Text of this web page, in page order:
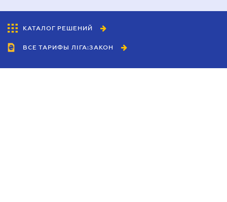
КАТАЛОГ РЕШЕНИЙ
ВСЕ ТАРИФЫ ЛІГА:ЗАКОН